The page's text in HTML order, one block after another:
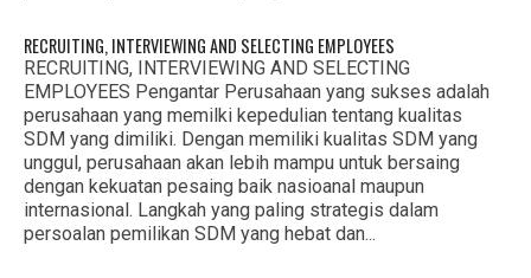
RECRUITING, INTERVIEWING AND SELECTING EMPLOYEES
RECRUITING, INTERVIEWING AND SELECTING
EMPLOYEES Pengantar Perusahaan yang sukses adalah
perusahaan yang memilki kepedulian tentang kualitas
SDM yang dimiliki. Dengan memiliki kualitas SDM yang
unggul, perusahaan akan lebih mampu untuk bersaing
dengan kekuatan pesaing baik nasioanal maupun
internasional. Langkah yang paling strategis dalam
persoalan pemilikan SDM yang hebat dan...